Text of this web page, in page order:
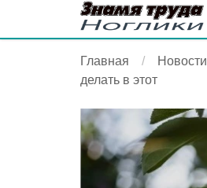
Главная Новости
делать в этот